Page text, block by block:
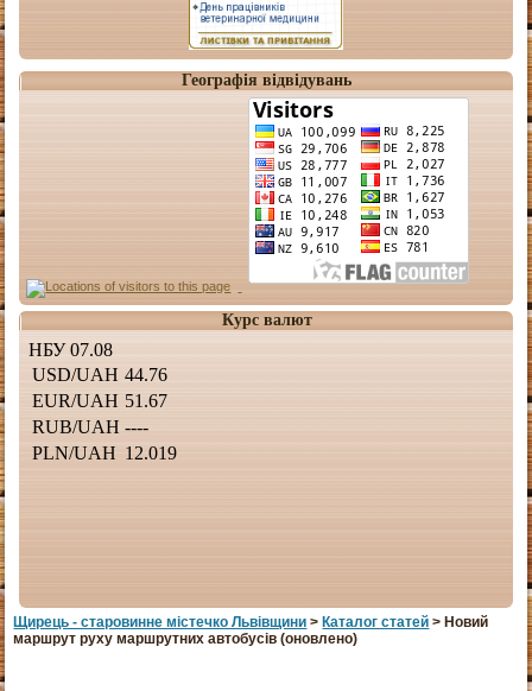
Географія відвідувань
Курс валют
Щирець - старовинне мiстечко Львiвщини >Каталог статей > Новий
маршрут руху маршрутних автобусів (оновлено)